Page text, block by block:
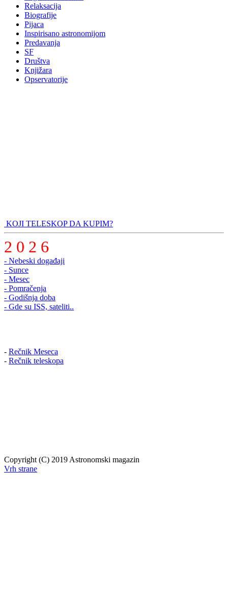
Relaksacija
Biografije
Pijaca
Inspirisano astronomijom
Predavanja
SF
Društva
Knjižara
Opservatorije
KOJI TELESKOP DA KUPIM?
2 0 2 6
- Nebeski događaji
- Sunce
- Mesec
- Pomračenja
- Godišnja doba
- Gde su ISS, sateliti..
- Rečnik Meseca
- Rečnik teleskopa
Copyright (C) 2019 Astronomski magazin
Vrh strane